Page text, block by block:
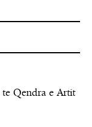
Qendra e Artit